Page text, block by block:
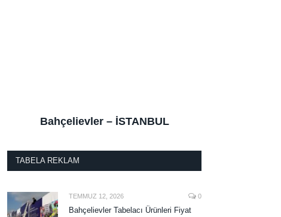
Bahçelievler – İSTANBUL
TABELA REKLAM
TEMMUZ 12, 2026 0
Bahçelievler Tabelacı Ürünleri Fiyat